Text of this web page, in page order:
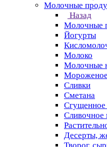
Молочные
Назад
Молочные
Йогурты
Молоко
Молочные
Мороженое
Сливки
Сметана
Сгущенное
Сливочное
Десерты,